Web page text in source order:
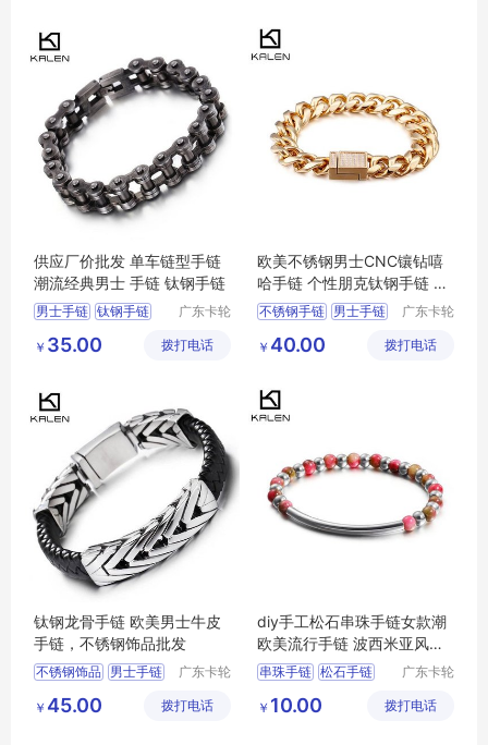
供应厂价批发 单车链型手链
潮流经典男士 手链 钛钢手链
男士手链 钛钢手链
潮流手链 经典手链
广东卡轮
公司
￥ 35.00 拨打电话
欧美不锈钢男士CNC镶钻嘻
哈手链 个性朋克钛钢手链 外
贸货源 代发
不锈钢手链 男士手链
镶钻手链
广东卡轮
公司
￥ 40.00 拨打电话
钛钢龙骨手链 欧美男士牛皮
手链，不锈钢饰品批发
不锈钢饰品
男士手链
牛皮手链 龙骨手链
广东卡轮
公司
￥ 45.00 拨打电话
diy手工松石串珠手链女款潮
欧美流行手链 波西米亚风饰
品批发
串珠手链 松石手链
流行手链 diy串珠手链
广东卡轮
公司
￥ 10.00 拨打电话